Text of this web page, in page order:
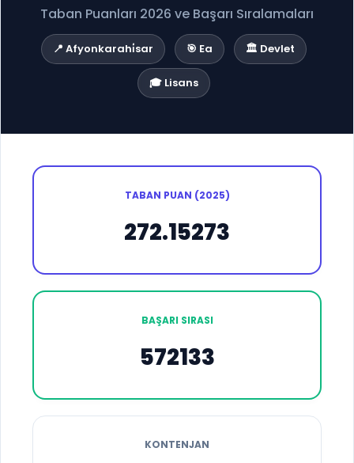
Taban Puanları 2026 ve Başarı Sıralamaları
📍 Afyonkarahi̇sar 🎯 Ea 🏛️ Devlet
🎓 Lisans
TABAN PUAN (2025)
272.15273
BAŞARI SIRASI
572133
KONTENJAN